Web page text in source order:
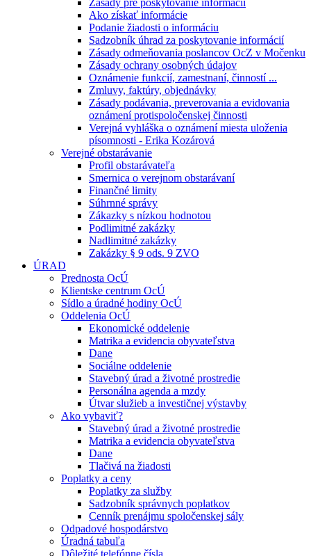
Zásady pre poskytovanie informácií
Ako získať informácie
Podanie žiadosti o informáciu
Sadzobník úhrad za poskytovanie informácií
Zásady odmeňovania poslancov OcZ v Močenku
Zásady ochrany osobných údajov
Oznámenie funkcií, zamestnaní, činností ...
Zmluvy, faktúry, objednávky
Zásady podávania, preverovania a evidovania
oznámení protispoločenskej činnosti
Verejná vyhláška o oznámení miesta uloženia
písomnosti - Erika Kozárová
Verejné obstarávanie
Profil obstarávateľa
Smernica o verejnom obstarávaní
Finančné limity
Súhrnné správy
Zákazky s nízkou hodnotou
Podlimitné zakázky
Nadlimitné zakázky
Zakázky § 9 ods. 9 ZVO
ÚRAD
Prednosta OcÚ
Klientske centrum OcÚ
Sídlo a úradné hodiny OcÚ
Oddelenia OcÚ
Ekonomické oddelenie
Matrika a evidencia obyvateľstva
Dane
Sociálne oddelenie
Stavebný úrad a životné prostredie
Personálna agenda a mzdy
Útvar služieb a investičnej výstavby
Ako vybaviť?
Stavebný úrad a životné prostredie
Matrika a evidencia obyvateľstva
Dane
Tlačivá na žiadosti
Poplatky a ceny
Poplatky za služby
Sadzobník správnych poplatkov
Cenník prenájmu spoločenskej sály
Odpadové hospodárstvo
Úradná tabuľa
Dôležité telefónne čísla